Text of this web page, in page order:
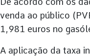
venda ao público
1,981 euros no
A aplicação da taxa